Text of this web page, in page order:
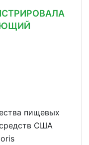
пищевых
США